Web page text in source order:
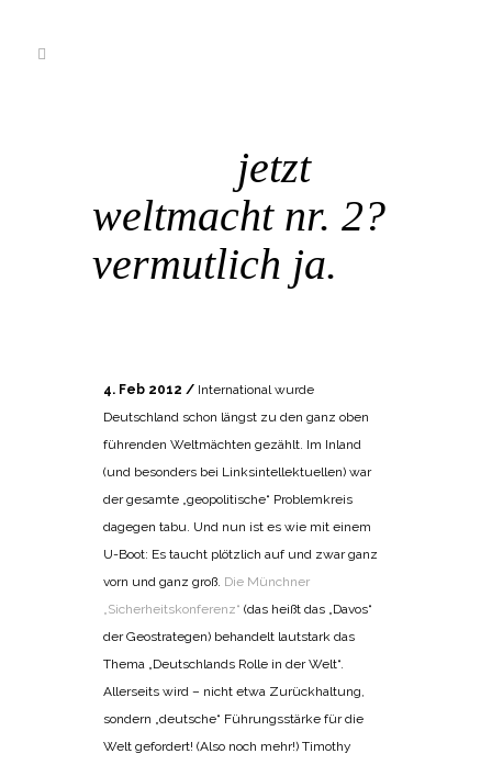
jetzt
weltmacht nr. 2?
vermutlich ja.
4. Feb 2012 / International wurde
Deutschland schon längst zu den ganz oben
führenden Weltmächten gezählt. Im Inland
(und besonders bei Linksintellektuellen) war
der gesamte „geopolitische“ Problemkreis
dagegen tabu. Und nun ist es wie mit einem
U-Boot: Es taucht plötzlich auf und zwar ganz
vorn und ganz groß. Die Münchner
„Sicherheitskonferenz“ (das heißt das „Davos“
der Geostrategen) behandelt lautstark das
Thema „Deutschlands Rolle in der Welt“.
Allerseits wird – nicht etwa Zurückhaltung,
sondern „deutsche“ Führungsstärke für die
Welt gefordert! (Also noch mehr!) Timothy